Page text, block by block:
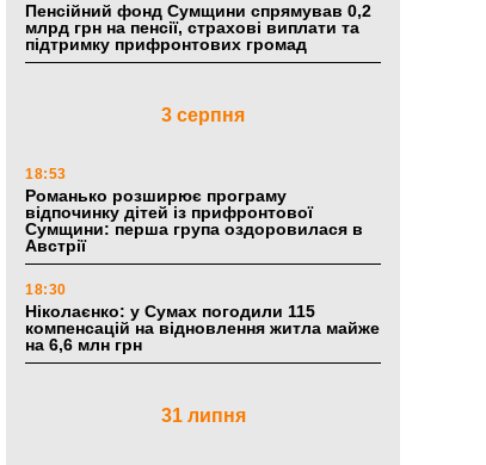
Пенсійний фонд Сумщини спрямував 0,2
млрд грн на пенсії, страхові виплати та
підтримку прифронтових громад
3 серпня
18:53
Романько розширює програму
відпочинку дітей із прифронтової
Сумщини: перша група оздоровилася в
Австрії
18:30
Ніколаєнко: у Сумах погодили 115
компенсацій на відновлення житла майже
на 6,6 млн грн
31 липня